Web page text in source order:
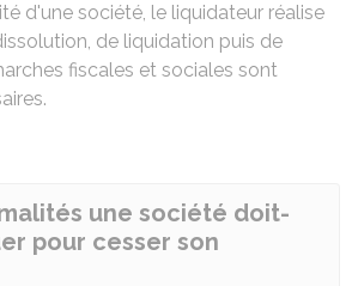
d'une société, le liquidateur réalise
de liquidation puis de
fiscales et sociales sont
une société doit-
pour cesser son